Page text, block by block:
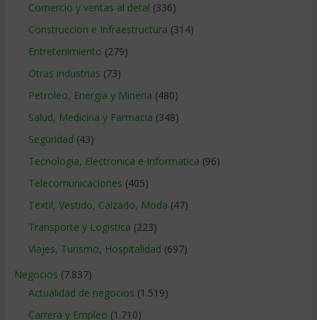
Comercio y ventas al detal (336)
Construccion e Infraestructura (314)
Entretenimiento (279)
Otras industrias (73)
Petroleo, Energia y Mineria (480)
Salud, Medicina y Farmacia (348)
Seguridad (43)
Tecnologia, Electronica e Informatica (96)
Telecomunicaciones (405)
Textil, Vestido, Calzado, Moda (47)
Transporte y Logistica (223)
Viajes, Turismo, Hospitalidad (697)
Negocios (7.837)
Actualidad de negocios (1.519)
Carrera y Empleo (1.710)